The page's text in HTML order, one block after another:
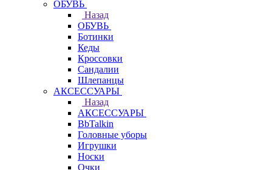
ОБУВЬ
Назад
ОБУВЬ
Ботинки
Кеды
Кроссовки
Сандалии
Шлепанцы
АКСЕССУАРЫ
Назад
АКСЕССУАРЫ
BbTalkin
Головные уборы
Игрушки
Носки
Очки